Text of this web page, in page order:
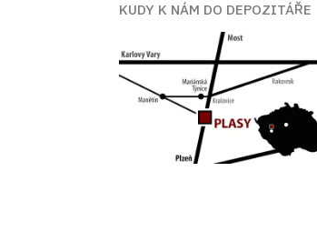
KUDY K NÁM DO DEPOZITÁŘE